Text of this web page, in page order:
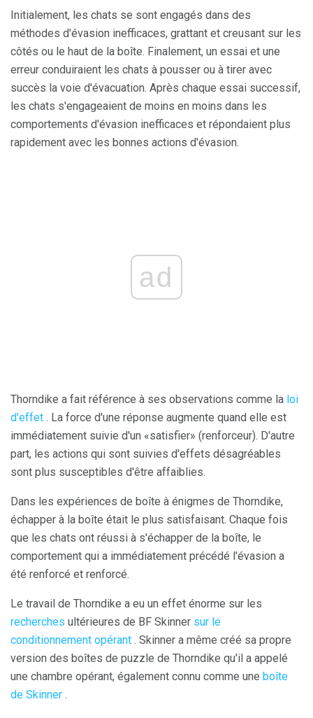
Initialement, les chats se sont engagés dans des
méthodes d'évasion inefficaces, grattant et creusant sur les
côtés ou le haut de la boîte. Finalement, un essai et une
erreur conduiraient les chats à pousser ou à tirer avec
succès la voie d'évacuation. Après chaque essai successif,
les chats s'engageaient de moins en moins dans les
comportements d'évasion inefficaces et répondaient plus
rapidement avec les bonnes actions d'évasion.
ad
Thorndike a fait référence à ses observations comme la loi
d'effet . La force d'une réponse augmente quand elle est
immédiatement suivie d'un «satisfier» (renforceur). D'autre
part, les actions qui sont suivies d'effets désagréables
sont plus susceptibles d'être affaiblies.
Dans les expériences de boîte à énigmes de Thorndike,
échapper à la boîte était le plus satisfaisant. Chaque fois
que les chats ont réussi à s'échapper de la boîte, le
comportement qui a immédiatement précédé l'évasion a
été renforcé et renforcé.
Le travail de Thorndike a eu un effet énorme sur les
recherches ultérieures de BF Skinner sur le
conditionnement opérant . Skinner a même créé sa propre
version des boîtes de puzzle de Thorndike qu'il a appelé
une chambre opérant, également connu comme une boîte
de Skinner .